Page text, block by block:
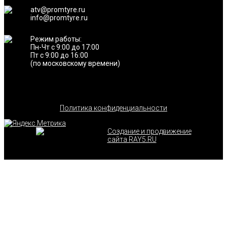
atv@promtyre.ru
info@promtyre.ru
Режим работы:
Пн-Чт с 9:00 до 17:00
Пт с 9:00 до 16:00
(по московскому времени)
Политика конфиденциальности
Создание и продвижение
сайта RAY5.RU